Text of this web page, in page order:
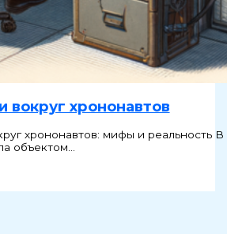
вокруг хрононавтов
хрононавтов: мифы и
объектом…